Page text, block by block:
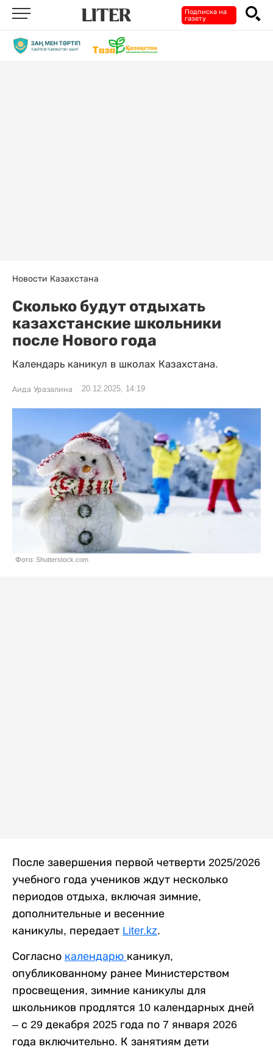
Подписка на
газету
Новости Казахстана
Сколько будут отдыхать
казахстанские школьники
после Нового года
Календарь каникул в школах Казахстана.
Аида Уразалина 20.12.2025, 14:19
Фото: Shutterstock.com
После завершения первой четверти 2025/2026
учебного года учеников ждут несколько
периодов отдыха, включая зимние,
дополнительные и весенние
каникулы, передает Liter.kz.
Согласно календарю каникул,
опубликованному ранее Министерством
просвещения, зимние каникулы для
школьников продлятся 10 календарных дней
– с 29 декабря 2025 года по 7 января 2026
года включительно. К занятиям дети